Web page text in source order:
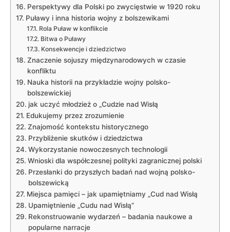
Perspektywy dla Polski po zwycięstwie w 1920 roku
Puławy i inna historia wojny z bolszewikami
Rola Puław w konflikcie
Bitwa o Puławy
Konsekwencje i dziedzictwo
Znaczenie sojuszy międzynarodowych w czasie
konfliktu
Nauka historii na przykładzie⁢ wojny polsko-
bolszewickiej
jak uczyć młodzież o „Cudzie nad Wisłą
Edukujemy przez zrozumienie
Znajomość kontekstu historycznego
Przybliżenie skutków i dziedzictwa
Wykorzystanie nowoczesnych ⁣technologii
Wnioski dla współczesnej polityki zagranicznej polski
Przesłanki do przyszłych badań nad wojną polsko-
bolszewicką
Miejsca pamięci – jak⁤ upamiętniamy „Cud ‌nad Wisłą
Upamiętnienie „Cudu nad Wisłą”
Rekonstruowanie wydarzeń – badania‌ naukowe a
popularne narracje